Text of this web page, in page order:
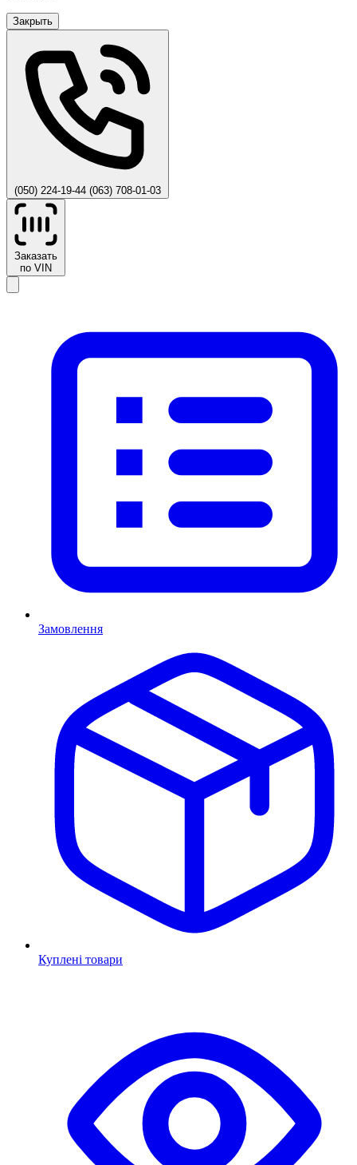
Закрыть
(050) 224-19-44 (063) 708-01-03
Заказать
по VIN
Замовлення
Куплені товари